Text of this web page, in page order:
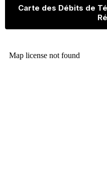
Carte des Débits de